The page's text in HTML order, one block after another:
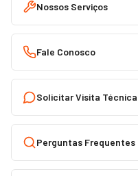
Nossos Serviços
Fale Conosco
Solicitar Visita Técnica
Perguntas Frequentes